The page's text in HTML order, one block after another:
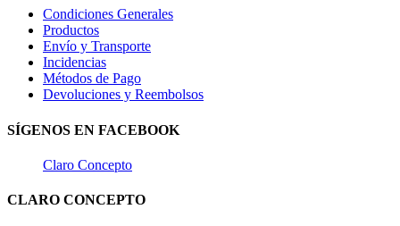
Condiciones Generales
Productos
Envío y Transporte
Incidencias
Métodos de Pago
Devoluciones y Reembolsos
SÍGENOS EN FACEBOOK
Claro Concepto
CLARO CONCEPTO